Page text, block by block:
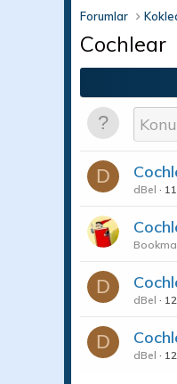
Forumlar
Cochlear
D
dBel
D
dBel
D
dBel